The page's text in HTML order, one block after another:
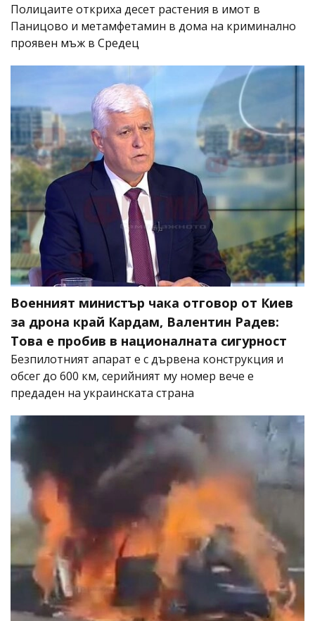
Полицаите откриха десет растения в имот в
Паницово и метамфетамин в дома на криминално
проявен мъж в Средец
Военният министър чака отговор от Киев
за дрона край Кардам, Валентин Радев:
Това е пробив в националната сигурност
Безпилотният апарат е с дървена конструкция и
обсег до 600 км, серийният му номер вече е
предаден на украинската страна